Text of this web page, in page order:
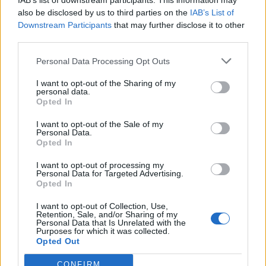
also be disclosed by us to third parties on the IAB’s List of
Downstream Participants that may further disclose it to other
Personal Data Processing Opt Outs
I want to opt-out of the Sharing of my
personal data.
Opted In
I want to opt-out of the Sale of my
Personal Data.
Opted In
I want to opt-out of processing my
Personal Data for Targeted Advertising.
Opted In
I want to opt-out of Collection, Use,
Retention, Sale, and/or Sharing of my
Personal Data that Is Unrelated with the
Purposes for which it was collected.
Opted Out
CONFIRM
Bluestep
Sparkonto
SuperFlex
0.95
%
Fast
Ja
Danskebank
Fastränteplacering
0.9 %
Ikano Sparkonto
Bluestep Flex
Fast
000 kr
GCC Capital Spar
%
Ja